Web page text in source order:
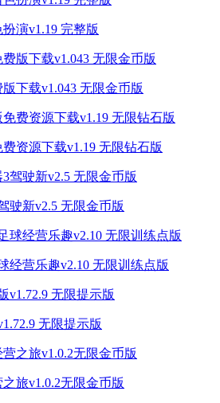
演v1.19 完整版
下载v1.043 无限金币版
资源下载v1.19 无限钻石版
驶新v2.5 无限金币版
经营乐趣v2.10 无限训练点版
无限提示版
旅v1.0.2无限金币版